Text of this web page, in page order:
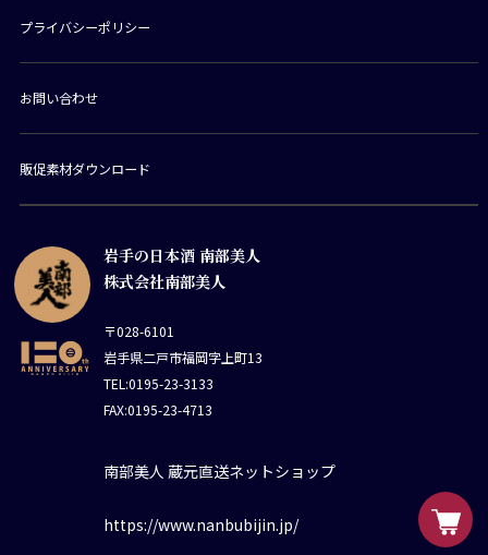
岩手の日本酒 南部美人
株式会社南部美人
〒028-6101
岩手県二戸市福岡字上町13
TEL:0195-23-3133
FAX:0195-23-4713
南部美人 蔵元直送ネットショップ
https://www.nanbubijin.jp/
プライバシーポリシー
お問い合わせ
販促素材ダウンロード